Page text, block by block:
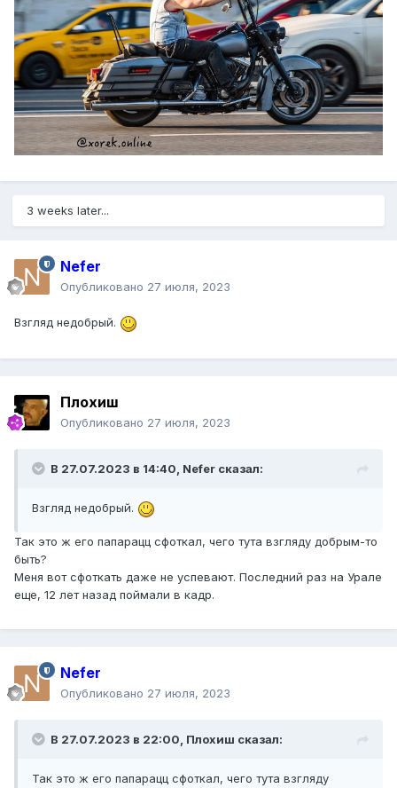
3 weeks later...
Nefer
Опубликовано 27 июля, 2023
Взгляд недобрый.
Плохиш
Опубликовано 27 июля, 2023
В 27.07.2023 в 14:40, Nefer сказал:
Взгляд недобрый.
Так это ж его папарацц сфоткал, чего тута взгляду добрым-то
быть?
Меня вот сфоткать даже не успевают. Последний раз на Урале
еще, 12 лет назад поймали в кадр.
Nefer
Опубликовано 27 июля, 2023
В 27.07.2023 в 22:00, Плохиш сказал:
Так это ж его папарацц сфоткал, чего тута взгляду